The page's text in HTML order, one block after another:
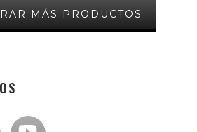
MÁS PRODUCTOS